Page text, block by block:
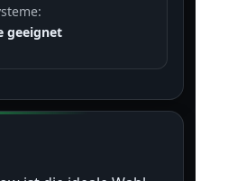
geeignet